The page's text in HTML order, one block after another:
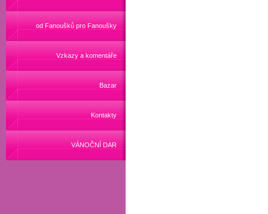
od Fanoušků pro Fanoušky
Vzkazy a komentáře
Bazar
Kontakty
VÁNOČNÍ DAR